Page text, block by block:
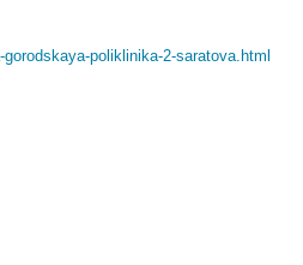
poliklinika-2-saratova.html